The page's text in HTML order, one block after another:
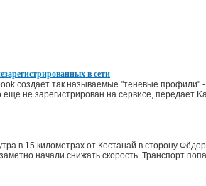
в сети
создает так называемые "теневые профили" -
еще не зарегистрирован на сервисе, передает
в 15 километрах от Костанай в сторону
начали снижать скорость. Транспорт